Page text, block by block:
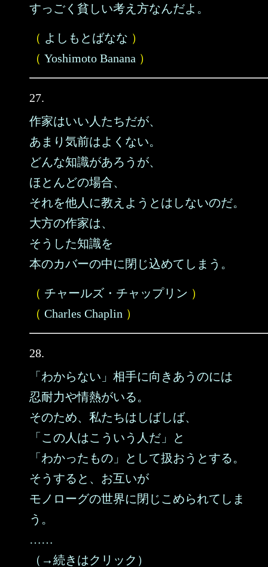
すっごく貧しい考え方なんだよ。
（ よしもとばなな ）
（ Yoshimoto Banana ）
27.
作家はいい人たちだが、
あまり気前はよくない。
どんな知識があろうが、
ほとんどの場合、
それを他人に教えようとはしないのだ。
大方の作家は、
そうした知識を
本のカバーの中に閉じ込めてしまう。
（ チャールズ・チャップリン ）
（ Charles Chaplin ）
28.
「わからない」相手に向きあうのには
忍耐力や情熱がいる。
そのため、私たちはしばしば、
「この人はこういう人だ」と
「わかったもの」として扱おうとする。
そうすると、お互いが
モノローグの世界に閉じこめられてしま
う。
……
（→続きはクリック）